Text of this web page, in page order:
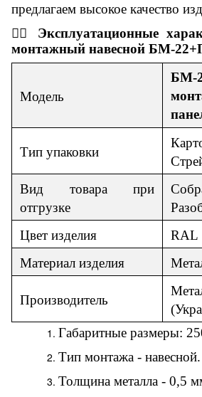
предлагаем высокое качество
👇🏼
Эксплуатационные
монтажный навесной БМ-22+
Модель
БМ-
Тип упаковки
Вид товара при
отгрузке
Цвет изделия
RAL
Материал изделия
Производитель
(
Габаритные размеры:
Тип монтажа - навесной.
Толщина металла - 0,5